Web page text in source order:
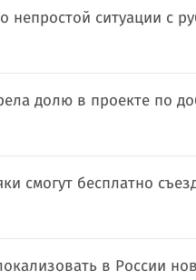
о непростой ситуации с
долю в проекте по
смогут бесплатно
в России